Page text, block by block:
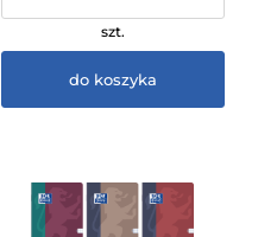
szt.
do koszyka